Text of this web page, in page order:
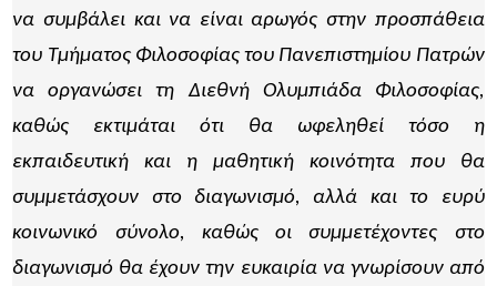
να συμβάλει και να είναι αρωγός στην προσπάθεια
του Τμήματος Φιλοσοφίας του Πανεπιστημίου Πατρών
να οργανώσει τη Διεθνή Ολυμπιάδα Φιλοσοφίας,
καθώς εκτιμάται ότι θα ωφεληθεί τόσο η
εκπαιδευτική και η μαθητική κοινότητα που θα
συμμετάσχουν στο διαγωνισμό, αλλά και το ευρύ
κοινωνικό σύνολο, καθώς οι συμμετέχοντες στο
διαγωνισμό θα έχουν την ευκαιρία να γνωρίσουν από